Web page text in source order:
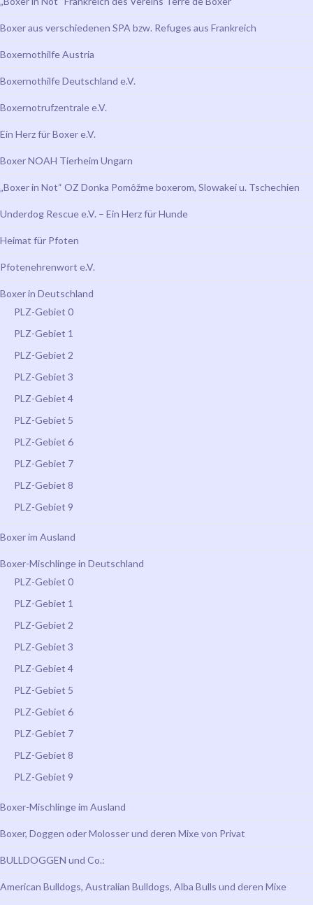
Boxer aus verschiedenen SPA bzw. Refuges aus Frankreich
Boxernothilfe Austria
Boxernothilfe Deutschland e.V.
Boxernotrufzentrale e.V.
Ein Herz für Boxer e.V.
Boxer NOAH Tierheim Ungarn
„Boxer in Not“ OZ Donka Pomôžme boxerom, Slowakei u. Tschechien
Underdog Rescue e.V. – Ein Herz für Hunde
Heimat für Pfoten
Pfotenehrenwort e.V.
Boxer in Deutschland
PLZ-Gebiet 0
PLZ-Gebiet 1
PLZ-Gebiet 2
PLZ-Gebiet 3
PLZ-Gebiet 4
PLZ-Gebiet 5
PLZ-Gebiet 6
PLZ-Gebiet 7
PLZ-Gebiet 8
PLZ-Gebiet 9
Boxer im Ausland
Boxer-Mischlinge in Deutschland
PLZ-Gebiet 0
PLZ-Gebiet 1
PLZ-Gebiet 2
PLZ-Gebiet 3
PLZ-Gebiet 4
PLZ-Gebiet 5
PLZ-Gebiet 6
PLZ-Gebiet 7
PLZ-Gebiet 8
PLZ-Gebiet 9
Boxer-Mischlinge im Ausland
Boxer, Doggen oder Molosser und deren Mixe von Privat
BULLDOGGEN und Co.:
American Bulldogs, Australian Bulldogs, Alba Bulls und deren Mixe